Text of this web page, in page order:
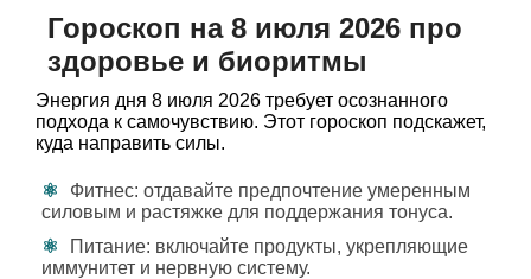
Гороскоп на 8 июля 2026 про
здоровье и биоритмы
Энергия дня 8 июля 2026 требует осознанного
подхода к самочувствию. Этот гороскоп подскажет,
куда направить силы.
Фитнес: отдавайте предпочтение умеренным
силовым и растяжке для поддержания тонуса.
Питание: включайте продукты, укрепляющие
иммунитет и нервную систему.